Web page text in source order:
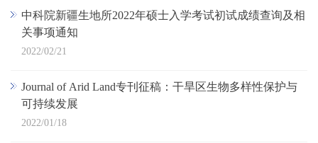
中科院新疆生地所2022年硕士入学考试初试成绩查询及相
关事项通知
2022/02/21
Journal of Arid Land专刊征稿：干旱区生物多样性保护与
可持续发展
2022/01/18